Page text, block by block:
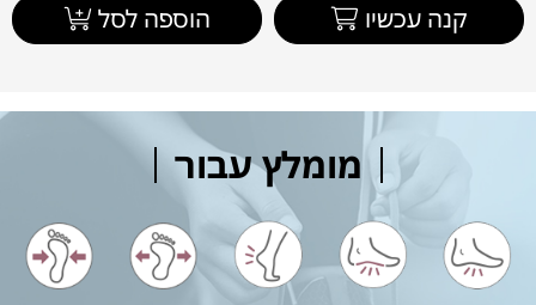
קנה עכשיו הוספה לסל
מומלץ עבור